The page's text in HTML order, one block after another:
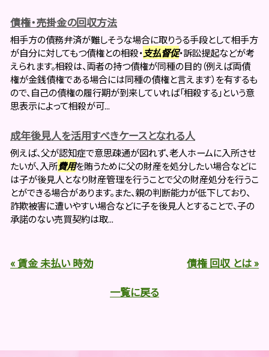
債権・売掛金の回収方法
相手方の債務弁済が難しそうな場合に取りうる手段として相手方
が自分に対してもつ債権との相殺・支払督促・訴訟提起などが考
えられます。相殺は、両者の持つ債権が同種の目的（例えば両債
権が金銭債権である場合には同種の債権と言えます）を有するも
ので、自己の債権の履行期が到来していれば「相殺する」という意
思表示によって相殺が可...
成年後見人を活用すべきケースとなれる人
例えば、父が認知症で意思疎通が図れず、老人ホームに入所させ
たいが、入所費用を賄うために父の財産を処分したい場合などに
は子が後見人となり財産管理を行うことで父の財産処分を行うこ
とができる場合があります。また、親の判断能力が低下しており、
詐欺被害に遭いやすい場合などに子を後見人とすることで、子の
承諾のない売買契約は取...
« 賃金 未払い 時効
債権 回収 とは »
一覧に戻る